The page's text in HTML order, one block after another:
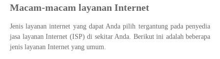
Macam-macam layanan Internet
Jenis layanan internet yang dapat Anda pilih tergantung pada penyedia
jasa layanan Internet (ISP) di sekitar Anda. Berikut ini adalah beberapa
jenis layanan Internet yang umum.